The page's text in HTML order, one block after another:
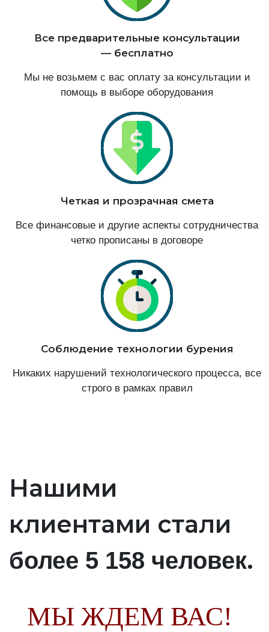
Все предварительные консультации
— бесплатно
Мы не возьмем с вас оплату за консультации и
помощь в выборе оборудования
Четкая и прозрачная смета
Все финансовые и другие аспекты сотрудничества
четко прописаны в договоре
Соблюдение технологии бурения
Никаких нарушений технологического процесса, все
строго в рамках правил
Нашими
клиентами стали
более 5 158 человек.
МЫ ЖДЕМ ВАС!